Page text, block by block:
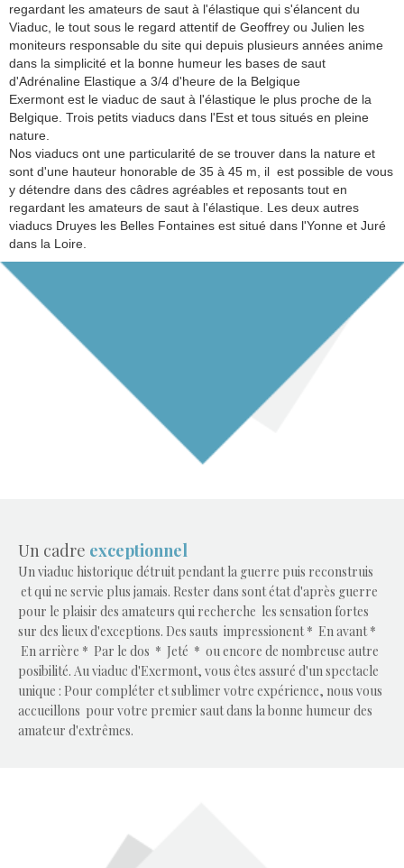
regardant les amateurs de saut à l'élastique qui s'élancent du
Viaduc, le tout sous le regard attentif de Geoffrey ou Julien les
moniteurs responsable du site qui depuis plusieurs années anime
dans la simplicité et la bonne humeur les bases de saut
d'Adrénaline Elastique a 3/4 d'heure de la Belgique
Exermont est le viaduc de saut à l'élastique le plus proche de la
Belgique. Trois petits viaducs dans l'Est et tous situés en pleine
nature.
Nos viaducs ont une particularité de se trouver dans la nature et
sont d'une hauteur honorable de 35 à 45 m, il est possible de vous
y détendre dans des câdres agréables et reposants tout en
regardant les amateurs de saut à l'élastique. Les deux autres
viaducs Druyes les Belles Fontaines est situé dans l'Yonne et Juré
dans la Loire.
Un cadre exceptionnel
Un viaduc historique détruit pendant la guerre puis reconstruis
et qui ne servie plus jamais. Rester dans sont état d'après guerre
pour le plaisir des amateurs qui recherche les sensation fortes
sur des lieux d'exceptions. Des sauts impressionent* En avant*
En arrière * Par le dos * Jeté * ou encore de nombreuse autre
posibilité. Au viaduc d'Exermont, vous êtes assuré d'un spectacle
unique : Pour compléter et sublimer votre expérience, nous vous
accueillons pour votre premier saut dans la bonne humeur des
amateur d'extrêmes.